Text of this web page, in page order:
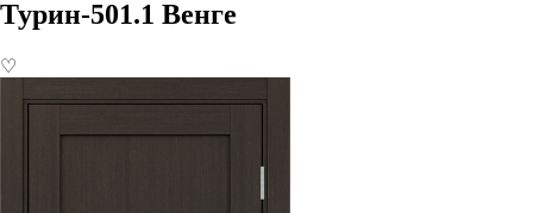
Турин-501.1 Венге
♡